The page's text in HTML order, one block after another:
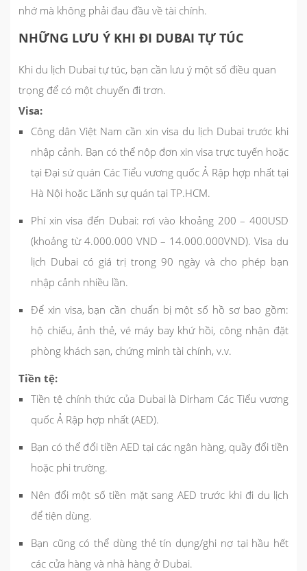
nhớ mà không phải đau đầu về tài chính.
NHỮNG LƯU Ý KHI ĐI DUBAI TỰ TÚC
Khi du lịch Dubai tự túc, bạn cần lưu ý một số điều quan
trọng để có một chuyến đi trơn.
Visa:
Công dân Việt Nam cần xin visa du lịch Dubai trước khi
nhập cảnh. Bạn có thể nộp đơn xin visa trực tuyến hoặc
tại Đại sứ quán Các Tiểu vương quốc Ả Rập hợp nhất tại
Hà Nội hoặc Lãnh sự quán tại TP.HCM.
Phí xin visa đến Dubai: rơi vào khoảng 200 – 400USD
(khoảng từ 4.000.000 VND – 14.000.000VND). Visa du
lịch Dubai có giá trị trong 90 ngày và cho phép bạn
nhập cảnh nhiều lần.
Để xin visa, bạn cần chuẩn bị một số hồ sơ bao gồm:
hộ chiếu, ảnh thẻ, vé máy bay khứ hồi, công nhận đặt
phòng khách sạn, chứng minh tài chính, v.v.
Tiền tệ:
Tiền tệ chính thức của Dubai là Dirham Các Tiểu vương
quốc Ả Rập hợp nhất (AED).
Bạn có thể đổi tiền AED tại các ngân hàng, quầy đổi tiền
hoặc phi trường.
Nên đổi một số tiền mặt sang AED trước khi đi du lịch
để tiện dùng.
Bạn cũng có thể dùng thẻ tín dụng/ghi nợ tại hầu hết
các cửa hàng và nhà hàng ở Dubai.